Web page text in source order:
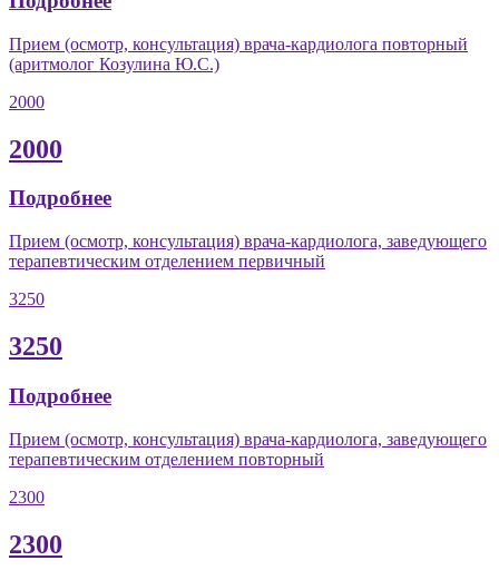
Прием (осмотр, консультация) врача-кардиолога повторный
(аритмолог Козулина Ю.С.)
2000
2000
Подробнее
Прием (осмотр, консультация) врача-кардиолога, заведующего
терапевтическим отделением первичный
3250
3250
Подробнее
Прием (осмотр, консультация) врача-кардиолога, заведующего
терапевтическим отделением повторный
2300
2300